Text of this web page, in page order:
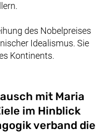
des Nobelpreises
Idealismus. Sie
Kontinents.
mit Maria
im Hinblick
verband die